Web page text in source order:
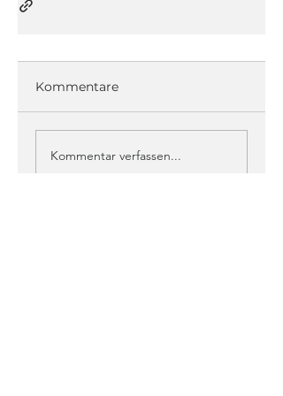
Kommentare
Kommentar verfassen...